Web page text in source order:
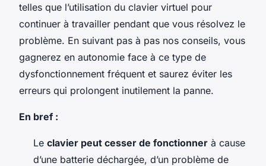
telles que l’utilisation du clavier virtuel pour
continuer à travailler pendant que vous résolvez le
problème. En suivant pas à pas nos conseils, vous
gagnerez en autonomie face à ce type de
dysfonctionnement fréquent et saurez éviter les
erreurs qui prolongent inutilement la panne.
En bref :
Le clavier peut cesser de fonctionner à cause
d’une batterie déchargée, d’un problème de